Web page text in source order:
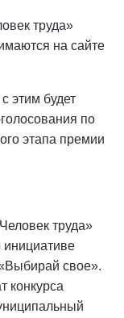
труда»
на сайте
этим будет
по
этапа премии
труда»
свое».
конкурса